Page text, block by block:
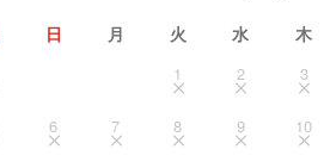
日 月 火 水 木
1 2 3
6 7 8 9 10